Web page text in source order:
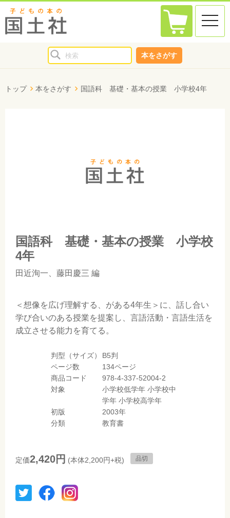
toggle
本をさがす
トップ 本をさがす 国語科 基礎・基本の授業 小学校4年
国語科 基礎・基本の授業 小学校
4年
田近洵一 藤田慶三 編
＜想像を広げ理解する、がある4年生＞に、話し合い
学び合いのある授業を提案し、言語活動・言語生活を
成立させる能力を育てる。
判型（サイズ）
B5判
ページ数
134ページ
商品コード
978-4-337-52004-2
対象
小学校低学年 小学校中
学年 小学校高学年
初版
2003年
分類
教育書
定価2,420円 (本体2,200円+税) 品切